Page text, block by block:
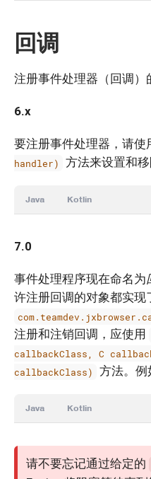
回调
注册事件处理器（回调）
6.x
要注册事件处理器，请使
handler)
方法来设置和
Java Kotlin
7.0
事件处理程序现在命名为
许注册回调的对象都实现
注册和注销回调，应使用
callbackClass, C
callbackClass)
方法。例
Java Kotlin
请不要忘记通过给定的